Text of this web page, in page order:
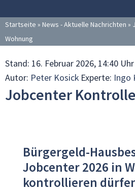
Startseite » News - Aktuelle Nachrichten »
Wohnung
Stand: 16. Februar 2026, 14:40 Uhr
Autor: Peter Kosick Experte: Ingo
Jobcenter
Bürgergeld-
Jobcenter 2026 in
kontrollieren